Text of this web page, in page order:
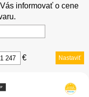
informovať o cene
€ Nastaviť